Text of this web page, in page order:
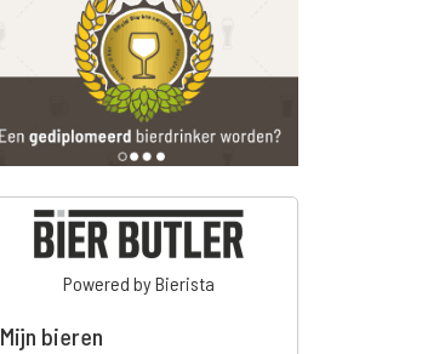
Powered by Bierista
Mijn bieren